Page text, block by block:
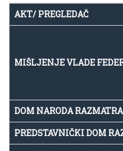
AKT/ PREGLEDAČ
MIŠLJENJE VLADE
DOM NARODA
PREDSTAVNIČKI DOM